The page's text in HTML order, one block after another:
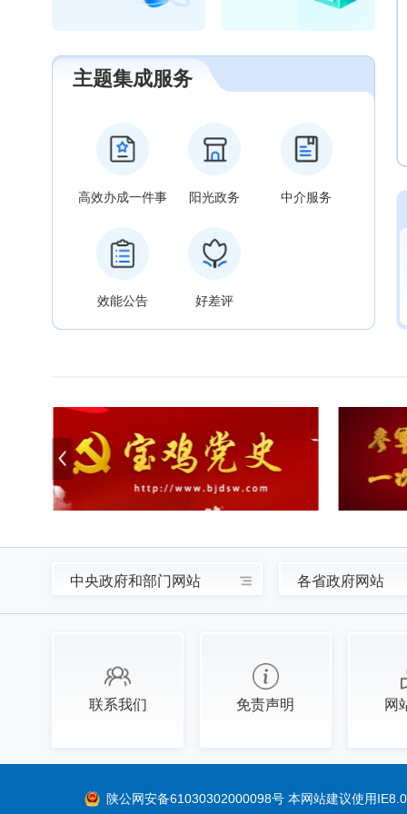
主题集成服务
高效办成一件事 阳光政务 中介服务
效能公告 好差评
中央政府和部门网站 各省政府网站
联系我们 免责声明 网
陕公网安备61030302000098号 本网站建议使用